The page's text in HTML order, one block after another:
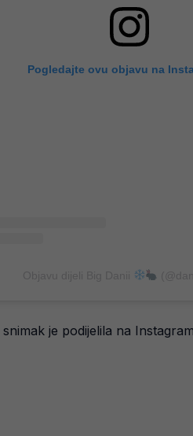
Pogledajte ovu objavu na
je podijelila na